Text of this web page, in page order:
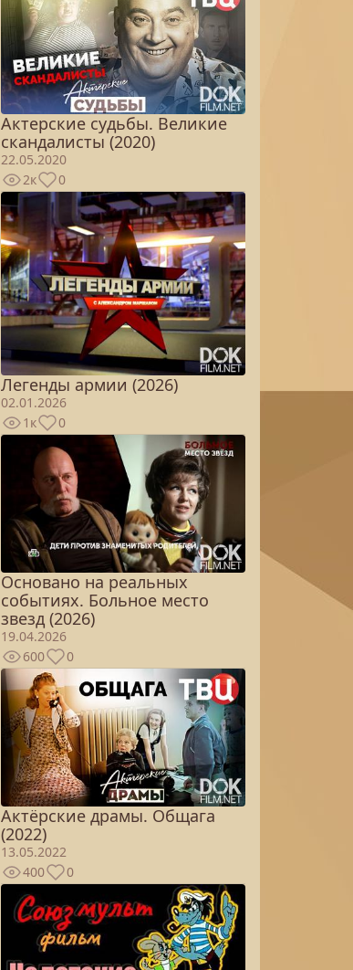
Актерские судьбы. Великие
скандалисты (2020)
22.05.2020
2к
0
Легенды армии (2026)
02.01.2026
1к
0
Основано на реальных
событиях. Больное место
звезд (2026)
19.04.2026
600
0
Актёрские драмы. Общага
(2022)
13.05.2022
400
0